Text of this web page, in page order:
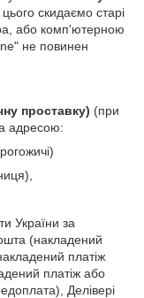
цього скидаємо старі
або комп'ютерною
не повинен
проставку) (при
адресою:
України за
(накладений
платіж
платіж або
Делівері